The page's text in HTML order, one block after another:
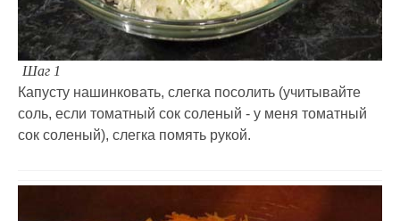
Шаг 1
Капусту нашинковать, слегка посолить (учитывайте
соль, если томатный сок соленый - у меня томатный
сок соленый), слегка помять рукой.